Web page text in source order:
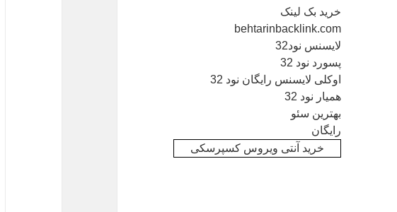
خرید بک لینک
behtarinbacklink.com
لایسنس نود32
پسورد نود 32
اوکلی لایسنس رایگان نود 32
همیار نود 32
بهترین سئو
رایگان
خرید آنتی ویروس کسپرسکی